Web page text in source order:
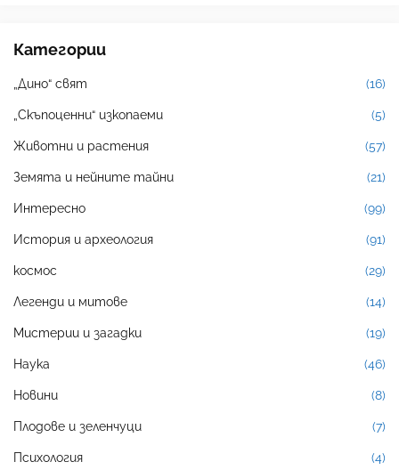
Категории
„Дино“ свят (16)
„Скъпоценни“ изкопаеми (5)
Животни и растения (57)
Земята и нейните тайни (21)
Интересно (99)
История и археология (91)
космос (29)
Легенди и митове (14)
Мистерии и загадки (19)
Наука (46)
Новини (8)
Плодове и зеленчуци (7)
Психология (4)